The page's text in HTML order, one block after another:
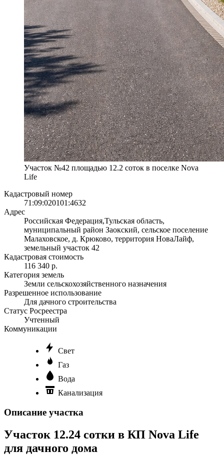
Участок №42 площадью 12.2 соток в поселке Nova
Life
Кадастровый номер
71:09:020101:4632
Адрес
Российская Федерация,Тульская область,
муниципальный район Заокский, сельское поселение
Малаховское, д. Крюково, территория НоваЛайф,
земельный участок 42
Кадастровая стоимость
116 340 р.
Категория земель
Земли сельскохозяйственного назначения
Разрешенное использование
Для дачного строительства
Статус Росреестра
Учтенный
Коммуникации
Свет
Газ
Вода
Канализация
Описание участка
Участок 12.24 сотки в КП Nova Life
для дачного дома